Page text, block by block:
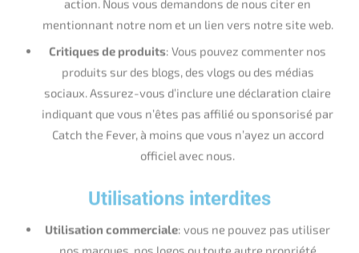
Catch the Fever, à moins que vous n’ayez un accord
officiel avec nous.
Utilisations interdites
Utilisation commerciale
: vous ne pouvez pas utiliser
nos marques, nos logos ou toute autre propriété
intellectuelle à des fins commerciales sans
marchandises portant notre marque ou l’utilisation de
propre entreprise.